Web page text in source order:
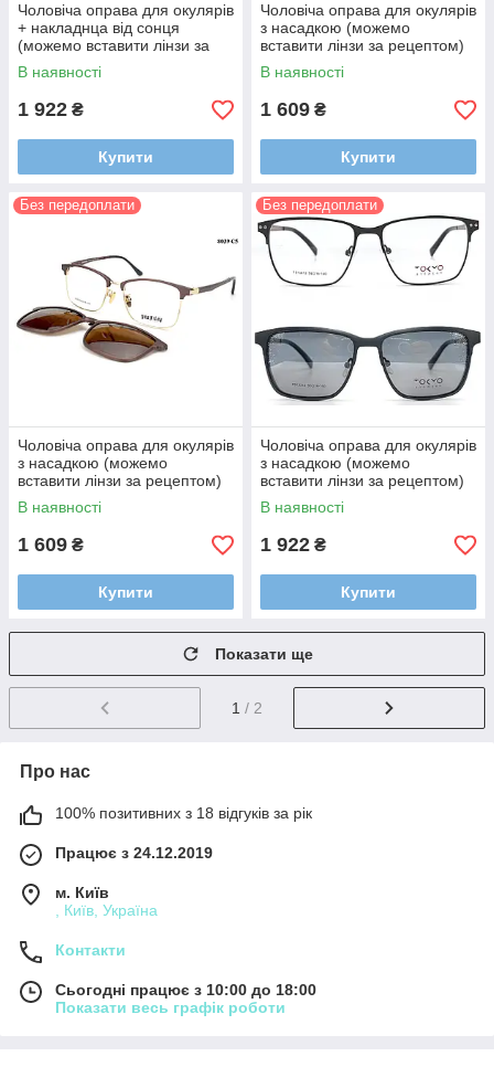
Чоловіча оправа для окулярів
+ накладнца від сонця
(можемо вставити лінзи за
рецептом)
В наявності
1 922 ₴
Купити
Чоловіча оправа для окулярів
з насадкою (можемо
вставити лінзи за рецептом)
В наявності
1 609 ₴
Купити
Без передоплати
Чоловіча оправа для окулярів
з насадкою (можемо
вставити лінзи за рецептом)
В наявності
1 609 ₴
Купити
Без передоплати
Чоловіча оправа для окулярів
з насадкою (можемо
вставити лінзи за рецептом)
В наявності
1 922 ₴
Купити
Показати ще
1 / 2
Про нас
100% позитивних з 18 відгуків за рік
Працює з 24.12.2019
м. Київ
, Київ, Україна
Контакти
Сьогодні працює з 10:00 до 18:00
Показати весь графік роботи